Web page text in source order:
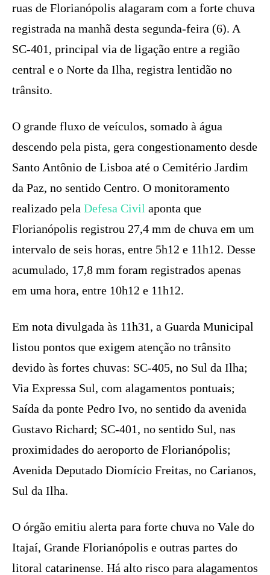
ruas de Florianópolis alagaram com a forte chuva
registrada na manhã desta segunda-feira (6). A
SC-401, principal via de ligação entre a região
central e o Norte da Ilha, registra lentidão no
trânsito.
O grande fluxo de veículos, somado à água
descendo pela pista, gera congestionamento desde
Santo Antônio de Lisboa até o Cemitério Jardim
da Paz, no sentido Centro. O monitoramento
realizado pela Defesa Civil aponta que
Florianópolis registrou 27,4 mm de chuva em um
intervalo de seis horas, entre 5h12 e 11h12. Desse
acumulado, 17,8 mm foram registrados apenas
em uma hora, entre 10h12 e 11h12.
Em nota divulgada às 11h31, a Guarda Municipal
listou pontos que exigem atenção no trânsito
devido às fortes chuvas: SC-405, no Sul da Ilha;
Via Expressa Sul, com alagamentos pontuais;
Saída da ponte Pedro Ivo, no sentido da avenida
Gustavo Richard; SC-401, no sentido Sul, nas
proximidades do aeroporto de Florianópolis;
Avenida Deputado Diomício Freitas, no Carianos,
Sul da Ilha.
O órgão emitiu alerta para forte chuva no Vale do
Itajaí, Grande Florianópolis e outras partes do
litoral catarinense. Há alto risco para alagamentos